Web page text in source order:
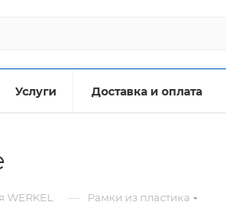
Услуги Доставка и оплата
— Рамки из пластика